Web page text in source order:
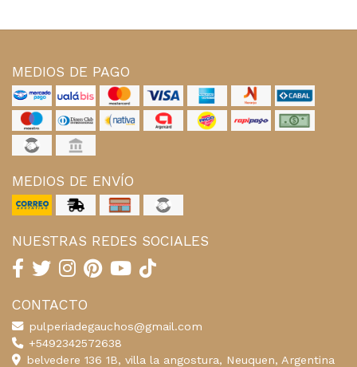
MEDIOS DE PAGO
MEDIOS DE ENVÍO
NUESTRAS REDES SOCIALES
CONTACTO
pulperiadegauchos@gmail.com
+5492342572638
belvedere 136 1B, villa la angostura, Neuquen, Argentina